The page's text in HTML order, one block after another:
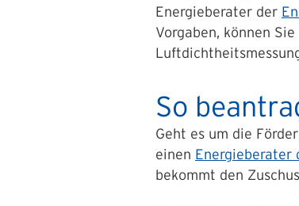
Energieberater der
Vorgaben, können
So
Geht es um die
einen Energieberater
bekommt den